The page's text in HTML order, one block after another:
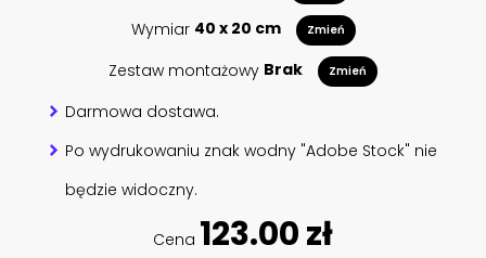
Wymiar 40 x 20 cm Zmień
Zestaw montażowy Brak Zmień
Darmowa dostawa.
Po wydrukowaniu znak wodny "Adobe Stock" nie
będzie widoczny.
Cena 123.00 zł